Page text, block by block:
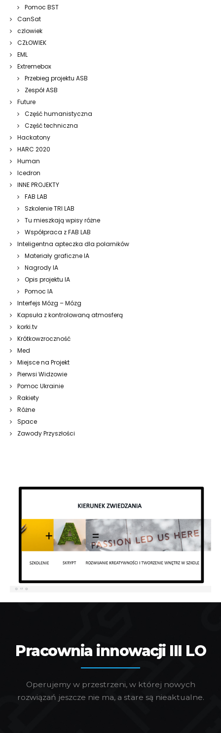
Pomoc BST
CanSat
czlowiek
CZŁOWIEK
EML
Extremebox
Przebieg projektu ASB
Zespół ASB
Future
Część humanistyczna
Część techniczna
Hackatony
HARC 2020
Human
Icedron
INNE PROJEKTY
FAB LAB
Szkolenie TRI LAB
Tu mieszkają wpisy różne
Współpraca z FAB LAB
Inteligentna apteczka dla polarników
Materiały graficzne IA
Nagrody IA
Opis projektu IA
Pomoc IA
Interfejs Mózg – Mózg
Kapsuła z kontrolowaną atmosferą
korki.tv
Krótkowzroczność
Med
Miejsce na Projekt
Pierwsi Widzowie
Pomoc Ukrainie
Rakiety
Różne
Space
Zawody Przyszłości
Pracownia innowacji III LO
Operujemy w przestrzeni, w której nowych
rozwiązań jeszcze nie ma, a stare są nieaktualne.